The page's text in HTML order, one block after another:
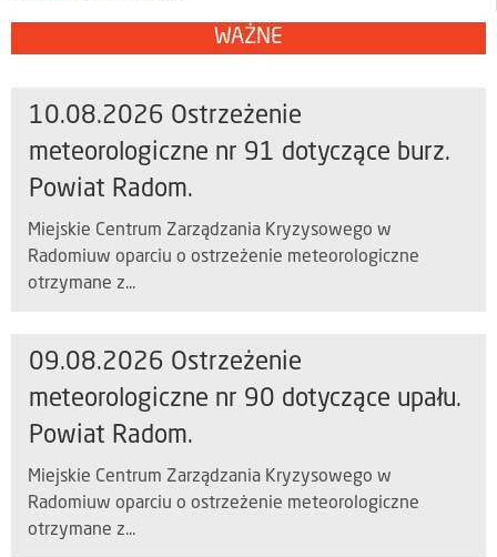
WAŻNE
10.08.2026 Ostrzeżenie
meteorologiczne nr 91 dotyczące burz.
Powiat Radom.
Miejskie Centrum Zarządzania Kryzysowego w
Radomiuw oparciu o ostrzeżenie meteorologiczne
otrzymane z...
09.08.2026 Ostrzeżenie
meteorologiczne nr 90 dotyczące upału.
Powiat Radom.
Miejskie Centrum Zarządzania Kryzysowego w
Radomiuw oparciu o ostrzeżenie meteorologiczne
otrzymane z...